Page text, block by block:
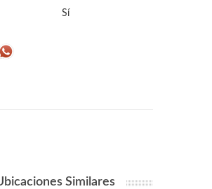
Sí
Similares